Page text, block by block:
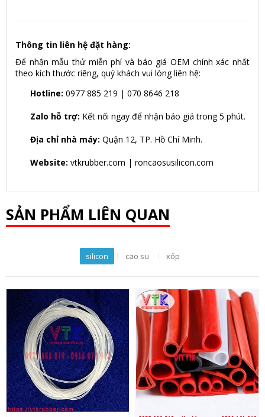
Thông tin liên hệ đặt hàng:
Để nhận mẫu thử miễn phí và báo giá OEM chính xác nhất
theo kích thước riêng, quý khách vui lòng liên hệ:
Hotline: 0977 885 219 | 070 8646 218
Zalo hỗ trợ: Kết nối ngay để nhận báo giá trong 5 phút.
Địa chỉ nhà máy: Quận 12, TP. Hồ Chí Minh.
Website: vtkrubber.com | roncaosusilicon.com
SẢN PHẨM LIÊN QUAN
silicon cao su xốp
Oring silicon
Gioăng silicon